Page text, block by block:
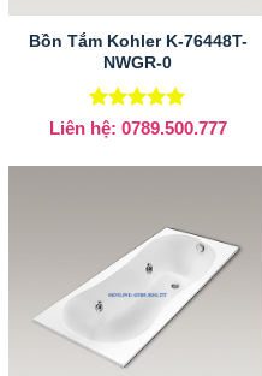
Bồn Tắm Kohler K-76448T-
NWGR-0
Được xếp
hạng
sao
Liên hệ: 0789.500.777